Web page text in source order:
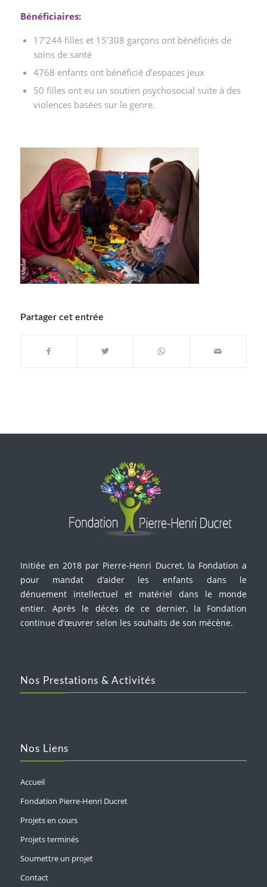
Bénéficiaires:
17’244 filles et 15’308 garçons ont bénéficiés de
soins de santé
4768 enfants ont bénéficié d’espaces jeux
50 filles ont eu un soutien psychosocial suite à des
violences basées sur le genre.
Partager cet entrée
Initiée en 2018 par Pierre-Henri Ducret, la Fondation a
pour mandat d’aider les enfants dans le
dénuement intellectuel et matériel dans le monde
entier. Après le décès de ce dernier, la Fondation
continue d’œuvrer selon les souhaits de son mécène.
Nos Prestations & Activités
Nos Liens
Accueil
Fondation Pierre-Henri Ducret
Projets en cours
Projets terminés
Soumettre un projet
Contact